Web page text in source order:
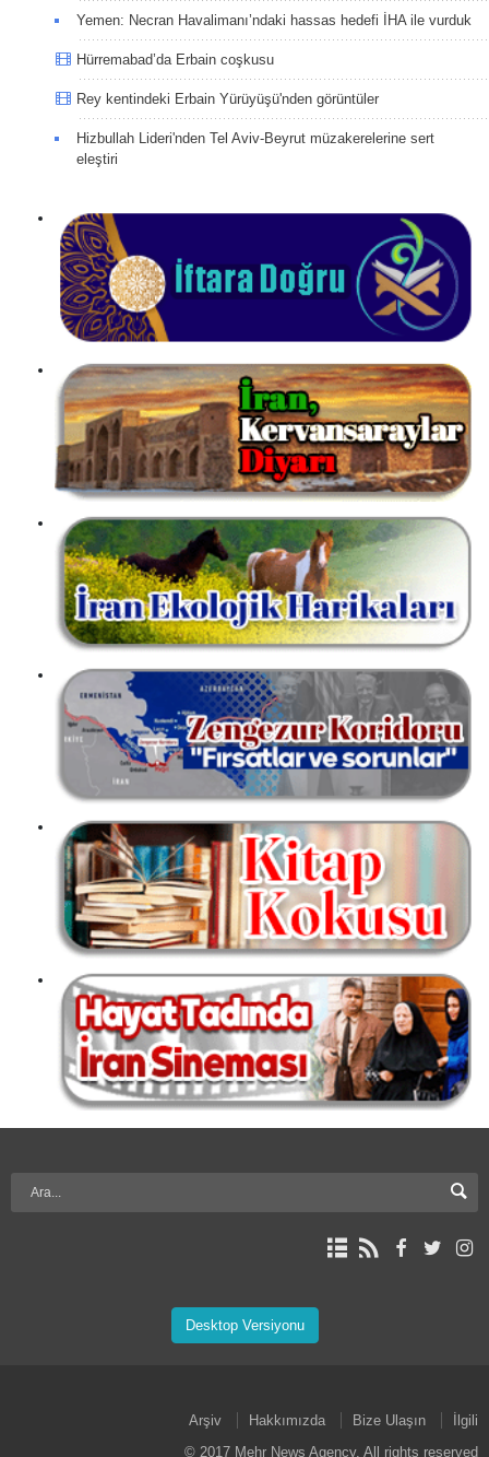
Yemen: Necran Havalimanı’ndaki hassas hedefi İHA ile vurduk
Hürremabad’da Erbain coşkusu
Rey kentindeki Erbain Yürüyüşü'nden görüntüler
Hizbullah Lideri'nden Tel Aviv-Beyrut müzakerelerine sert
eleştiri
Desktop Versiyonu
Arşiv Hakkımızda Bize Ulaşın
İlgili
© 2017 Mehr News Agency. All rights reserved